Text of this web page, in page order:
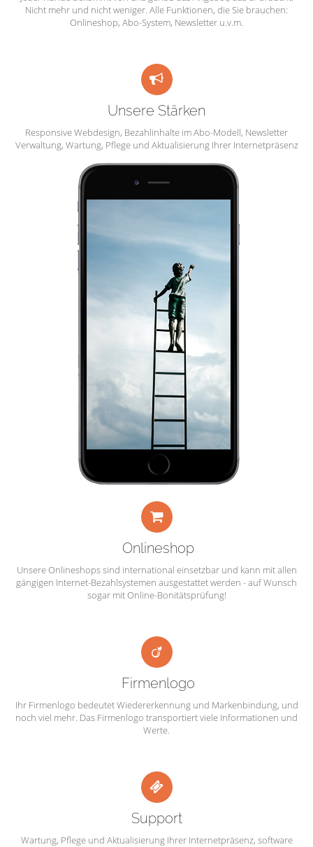
Nicht mehr und nicht weniger. Alle Funktionen, die Sie brauchen:
Onlineshop, Abo-System, Newsletter u.v.m.
Unsere Stärken
Responsive Webdesign, Bezahlinhalte im Abo-Modell, Newsletter
Verwaltung, Wartung, Pflege und Aktualisierung Ihrer Internetpräsenz
Onlineshop
Unsere Onlineshops sind international einsetzbar und kann mit allen
gängigen Internet-Bezahlsystemen ausgestattet werden - auf Wunsch
sogar mit Online-Bonitätsprüfung!
Firmenlogo
Ihr Firmenlogo bedeutet Wiedererkennung und Markenbindung, und
noch viel mehr. Das Firmenlogo transportiert viele Informationen und
Werte.
Support
Wartung, Pflege und Aktualisierung Ihrer Internetpräsenz, software